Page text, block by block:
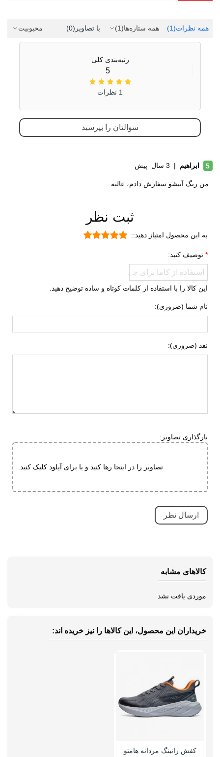
تعداد پوش
کاربرد
کوهنوردی
طبیعت گردی
کمپینگ
مسافرت
همه نظرات(1) همه ستاره‌ها(1) با تصاویر (0) محبوبیت
رتبه‌بندی کلی
5
1 نظرات
سوالتان را بپرسید
5 ابراهیم | 3 سال پیش
من رنگ آبیشو سفارش دادم، عالیه
ثبت نظر
به این محصول امتیاز دهید::
توصیف کنید:
این کالا را با استفاده از کلمات کوتاه و ساده توضیح دهید.
نام شما (ضروری):
نقد (ضروری):
بارگذاری تصاویر:
تصاویر را در اینجا رها کنید و یا برای آپلود کلیک کنید.
کالاهای مشابه
موردی یافت نشد
خریداران این محصول، این کالاها را نیز خریده اند:
کفش رانینگ مردانه هامتو